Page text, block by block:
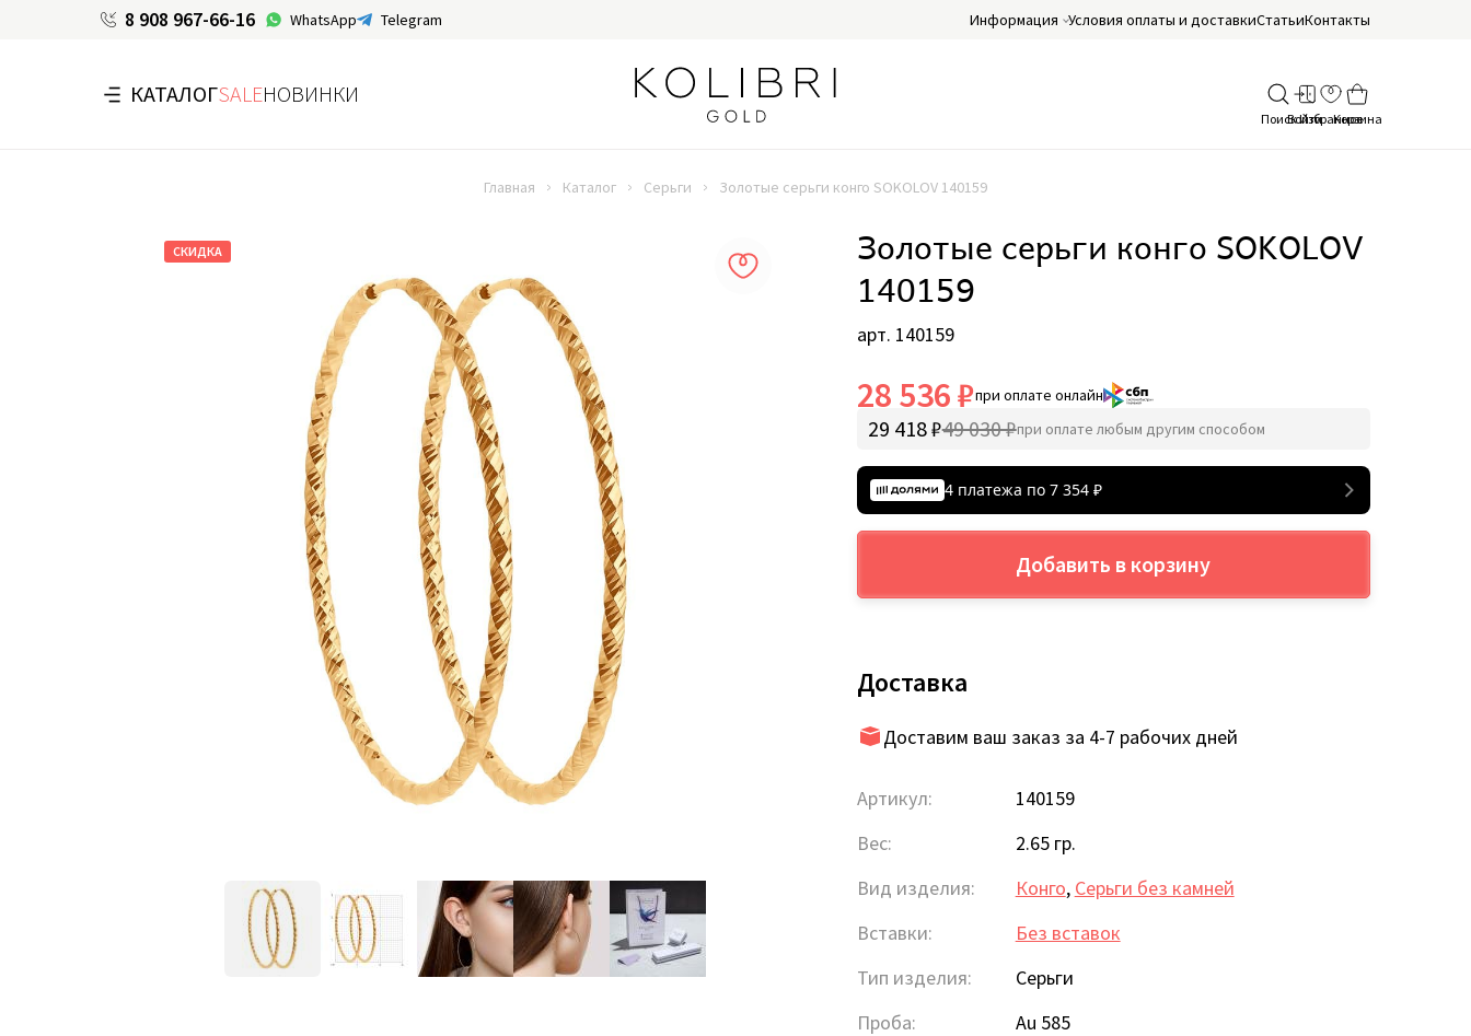
8 908 967-66-16 WhatsApp Telegram Информация Условия оплаты и доставкиСтатьиКонтакты
КАТАЛОГSALEНОВИНКИ
Главная Каталог Серьги Золотые серьги конго SOKOLOV 140159
СКИДКА Золотые серьги конго SOKOLOV
140159
арт. 140159
28 536 ₽при оплате онлайн
29 418 ₽49 030 ₽при оплате любым другим способом
4 платежа по 7 354₽
Добавить в корзину
Доставка
Доставим ваш заказ за 4-7 рабочих дней
Артикул:
140159
Вес:
2.65 гр.
Вид изделия:
Конго, Серьги без камней
Вставки:
Без вставок
Тип изделия:
Серьги
Проба:
Au 585